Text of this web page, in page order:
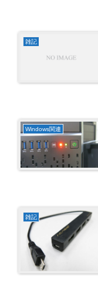
雑記
Windows関連
雑記